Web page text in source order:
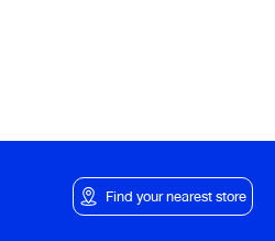
Find your nearest store